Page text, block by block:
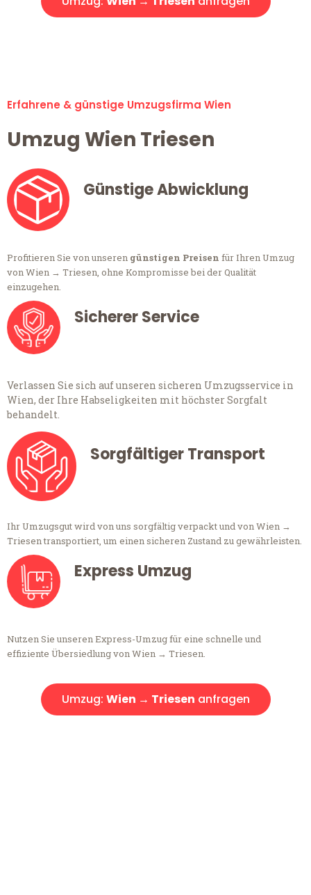
Erfahrene & günstige Umzugsfirma Wien
Umzug Wien Triesen
Günstige Abwicklung
Profitieren Sie von unseren günstigen Preisen für Ihren Umzug
von Wien → Triesen, ohne Kompromisse bei der Qualität
einzugehen.
Sicherer Service
Verlassen Sie sich auf unseren sicheren Umzugsservice in
Wien, der Ihre Habseligkeiten mit höchster Sorgfalt
behandelt.
Sorgfältiger Transport
Ihr Umzugsgut wird von uns sorgfältig verpackt und von Wien →
Triesen transportiert, um einen sicheren Zustand zu gewährleisten.
Express Umzug
Nutzen Sie unseren Express-Umzug für eine schnelle und
effiziente Übersiedlung von Wien → Triesen.
Umzug: Wien → Triesen anfragen